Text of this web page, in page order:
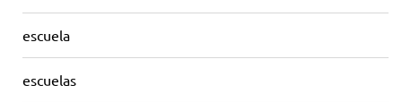
escuela
escuelas